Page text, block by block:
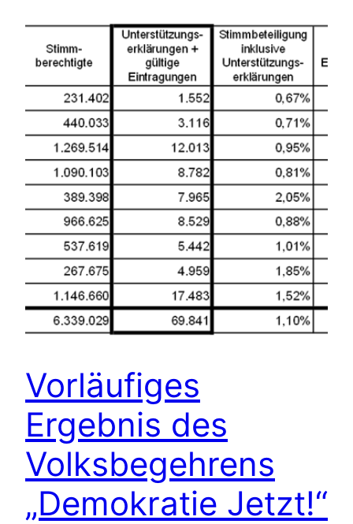
Vorläufiges
Ergebnis des
Volksbegehrens
„Demokratie Jetzt!“